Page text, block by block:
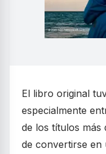
El libro original
especialmente
de los títulos más
de convertirse en